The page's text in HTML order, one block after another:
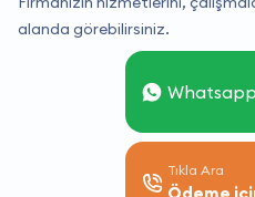
alanda görebilirsiniz.
Tıkla Ara
Ödeme